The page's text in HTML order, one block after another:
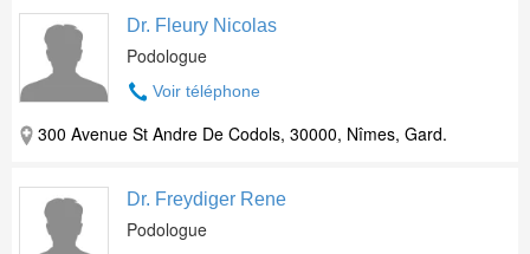
Dr. Fleury Nicolas
Podologue
Voir téléphone
300 Avenue St Andre De Codols, 30000, Nîmes, Gard.
Dr. Freydiger Rene
Podologue